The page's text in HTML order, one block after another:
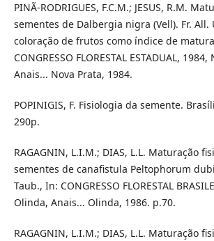
PINÃ-RODRIGUES, F.C.M.; JESUS, R.M.
sementes de Dalbergia nigra (Vell). Fr. All.
coloração de frutos como índice de
CONGRESSO FLORESTAL ESTADUAL,
Anais... Nova Prata, 1984.
POPINIGIS, F. Fisiologia da semente.
290p.
RAGAGNIN, L.I.M.; DIAS, L.L. Maturação
sementes de canafistula Peltophorum
Taub., In: CONGRESSO FLORESTAL
Olinda, Anais... Olinda, 1986. p.70.
RAGAGNIN, L.I.M.; DIAS, L.L. Maturação